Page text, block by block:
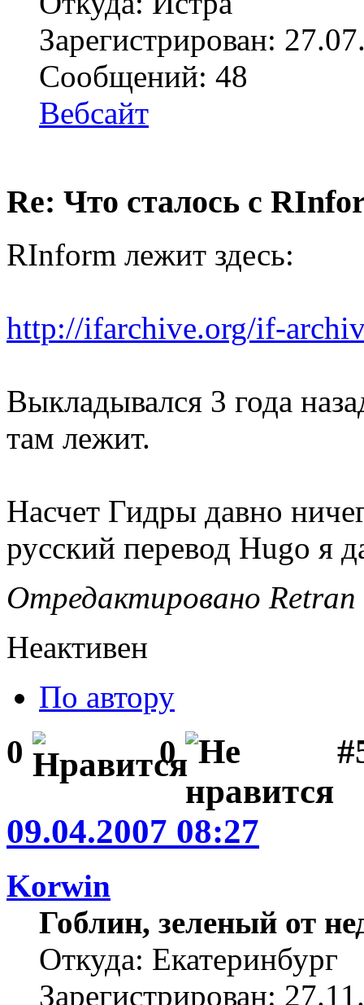
Зарегистрирован:
Сообщений: 48
Вебсайт
Re: Что сталось с
RInform лежит здесь:
http://ifarchive.org/if-
Выкладывался 3 года
там лежит.
Насчет Гидры давно
русский перевод Hugo я
Отредактировано
Неактивен
По автору
0 0
09.04.2007 08:27
Korwin
Гоблин, зеленый от
Откуда: Екатеринбург
Зарегистрирован: